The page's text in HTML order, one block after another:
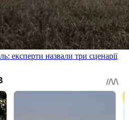
експерти назвали три сценарії